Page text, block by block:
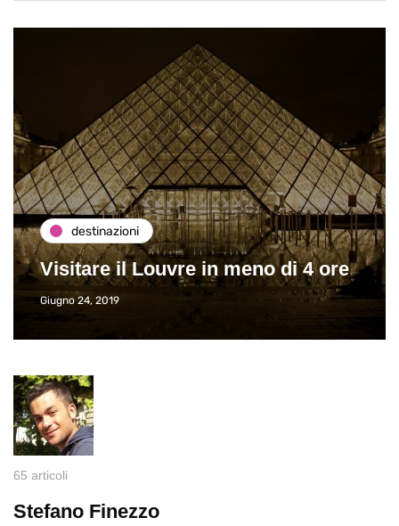
destinazioni
Visitare il Louvre in meno di 4 ore
Giugno 24, 2019
65 articoli
Stefano Finezzo